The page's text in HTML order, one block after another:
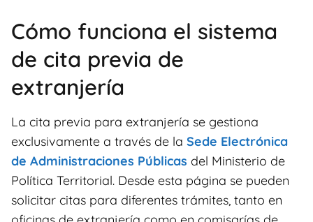
Cómo funciona el sistema
de cita previa de
extranjería
La cita previa para extranjería se gestiona
exclusivamente a través de la Sede Electrónica
de Administraciones Públicas del Ministerio de
Política Territorial. Desde esta página se pueden
solicitar citas para diferentes trámites, tanto en